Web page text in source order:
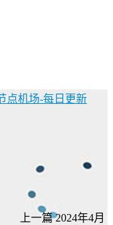
点机场-每日更新
上一篇 2024年4月